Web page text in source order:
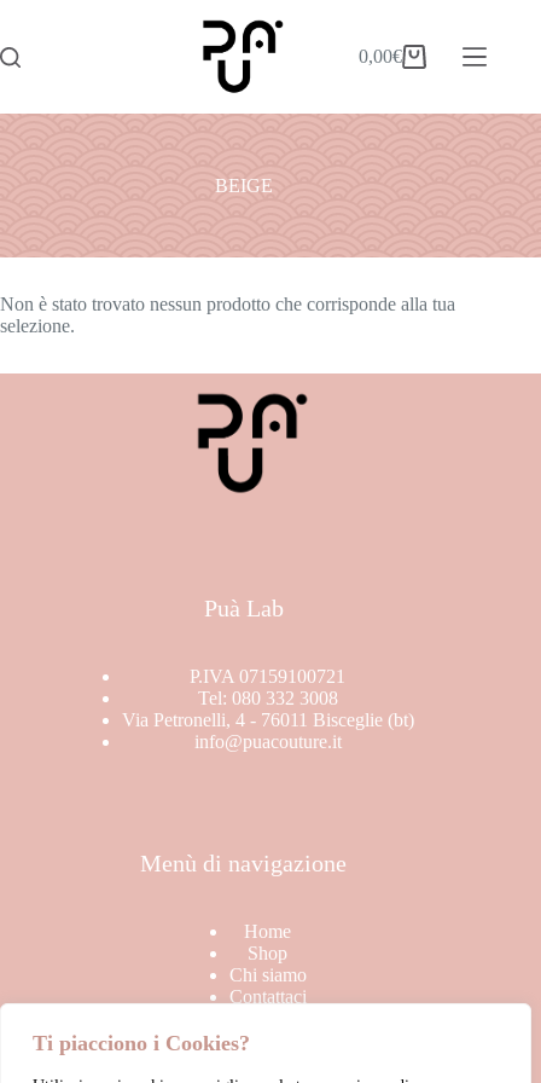
Ti piacciono i Cookies?
0,00€
BEIGE
Non è stato trovato nessun prodotto che corrisponde alla tua
selezione.
Puà Lab
P.IVA 07159100721
Tel: 080 332 3008
Via Petronelli, 4 - 76011 Bisceglie (bt)
info@puacouture.it
Menù di navigazione
Home
Shop
Chi siamo
Contattaci